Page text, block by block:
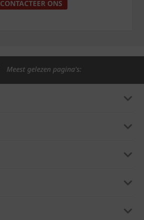
CONTACTEER ONS
Meest gelezen pagina's: